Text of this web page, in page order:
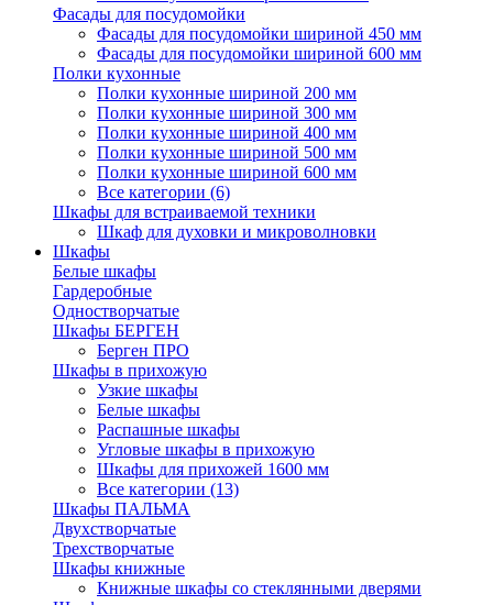
Фасады для посудомойки
Фасады для посудомойки шириной 450 мм
Фасады для посудомойки шириной 600 мм
Полки кухонные
Полки кухонные шириной 200 мм
Полки кухонные шириной 300 мм
Полки кухонные шириной 400 мм
Полки кухонные шириной 500 мм
Полки кухонные шириной 600 мм
Все категории (6)
Шкафы для встраиваемой техники
Шкаф для духовки и микроволновки
Шкафы
Белые шкафы
Гардеробные
Одностворчатые
Шкафы БЕРГЕН
Берген ПРО
Шкафы в прихожую
Узкие шкафы
Белые шкафы
Распашные шкафы
Угловые шкафы в прихожую
Шкафы для прихожей 1600 мм
Все категории (13)
Шкафы ПАЛЬМА
Двухстворчатые
Трехстворчатые
Шкафы книжные
Книжные шкафы со стеклянными дверями